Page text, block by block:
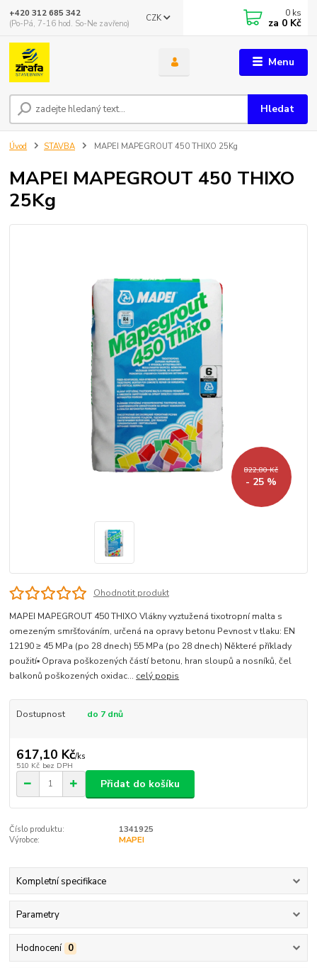
Menu
CZK
Hledat
+420 312 685 342
(Po-Pá, 7-16 hod. So-Ne zavřeno)
0 ks
za 0 Kč
Úvod STAVBA MAPEI MAPEGROUT 450 THIXO 25Kg
MAPEI MAPEGROUT 450 THIXO
25Kg
822,80 Kč
- 25 %
Ohodnotit produkt
MAPEI MAPEGROUT 450 THIXO Vlákny vyztužená tixotropní malta s
omezeným smršťováním, určená na opravy betonu Pevnost v tlaku: EN
12190 ≥ 45 MPa (po 28 dnech) 55 MPa (po 28 dnech) Některé příklady
použití▪ Oprava poškozených částí betonu, hran sloupů a nosníků, čel
balkonů poškozených oxidac... celý popis
Dostupnost do 7 dnů
617,10 Kč/ks
510 Kč bez DPH
Přidat do košíku
Číslo produktu:
1341925
Výrobce:
MAPEI
Kompletní specifikace
Parametry
Hodnocení 0